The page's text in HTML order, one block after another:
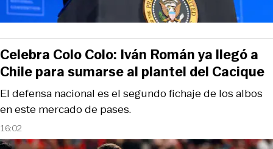
16:02
El defensa nacional es el segundo fichaje de los albos
en este mercado de pases.
Celebra Colo Colo: Iván Román ya llegó a
Chile para sumarse al plantel del Cacique